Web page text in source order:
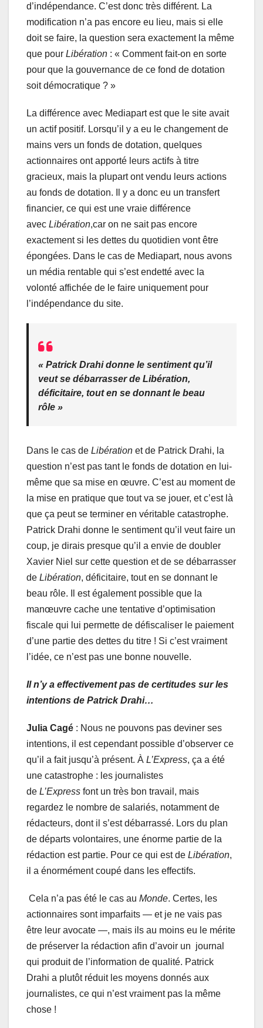
d’indépendance. C’est donc très différent. La
modification n’a pas encore eu lieu, mais si elle
doit se faire, la question sera exactement la même
que pour Libération : « Comment fait-on en sorte
pour que la gouvernance de ce fond de dotation
soit démocratique ? »
La différence avec Mediapart est que le site avait
un actif positif. Lorsqu’il y a eu le changement de
mains vers un fonds de dotation, quelques
actionnaires ont apporté leurs actifs à titre
gracieux, mais la plupart ont vendu leurs actions
au fonds de dotation. Il y a donc eu un transfert
financier, ce qui est une vraie différence
avec Libération,car on ne sait pas encore
exactement si les dettes du quotidien vont être
épongées. Dans le cas de Mediapart, nous avons
un média rentable qui s’est endetté avec la
volonté affichée de le faire uniquement pour
l’indépendance du site.
« Patrick Drahi donne le sentiment qu’il
veut se débarrasser de Libération,
déficitaire, tout en se donnant le beau
rôle »
Dans le cas de Libération et de Patrick Drahi, la
question n’est pas tant le fonds de dotation en lui-
même que sa mise en œuvre. C’est au moment de
la mise en pratique que tout va se jouer, et c’est là
que ça peut se terminer en véritable catastrophe.
Patrick Drahi donne le sentiment qu’il veut faire un
coup, je dirais presque qu’il a envie de doubler
Xavier Niel sur cette question et de se débarrasser
de Libération, déficitaire, tout en se donnant le
beau rôle. Il est également possible que la
manœuvre cache une tentative d’optimisation
fiscale qui lui permette de défiscaliser le paiement
d’une partie des dettes du titre ! Si c’est vraiment
l’idée, ce n’est pas une bonne nouvelle.
Il n’y a effectivement pas de certitudes sur les
intentions de Patrick Drahi…
Julia Cagé : Nous ne pouvons pas deviner ses
intentions, il est cependant possible d’observer ce
qu’il a fait jusqu’à présent. À L’Express, ça a été
une catastrophe : les journalistes
de L’Express font un très bon travail, mais
regardez le nombre de salariés, notamment de
rédacteurs, dont il s’est débarrassé. Lors du plan
de départs volontaires, une énorme partie de la
rédaction est partie. Pour ce qui est de Libération,
il a énormément coupé dans les effectifs.
Cela n’a pas été le cas au Monde. Certes, les
actionnaires sont imparfaits — et je ne vais pas
être leur avocate —, mais ils au moins eu le mérite
de préserver la rédaction afin d’avoir un journal
qui produit de l’information de qualité. Patrick
Drahi a plutôt réduit les moyens donnés aux
journalistes, ce qui n’est vraiment pas la même
chose !